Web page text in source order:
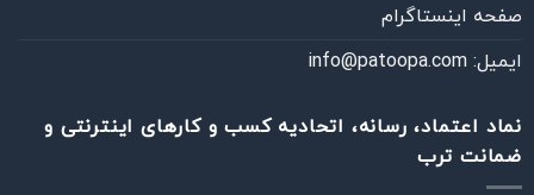
صفحه اینستاگرام
ایمیل: info@patoopa.com
نماد اعتماد، رسانه، اتحادیه کسب و کارهای اینترنتی و
ضمانت ترب